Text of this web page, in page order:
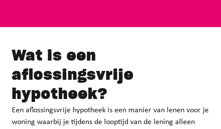
Wat is een
aflossingsvrije
hypotheek?
Een aflossingsvrije hypotheek is een manier van lenen voor je
woning waarbij je tijdens de looptijd van de lening alleen